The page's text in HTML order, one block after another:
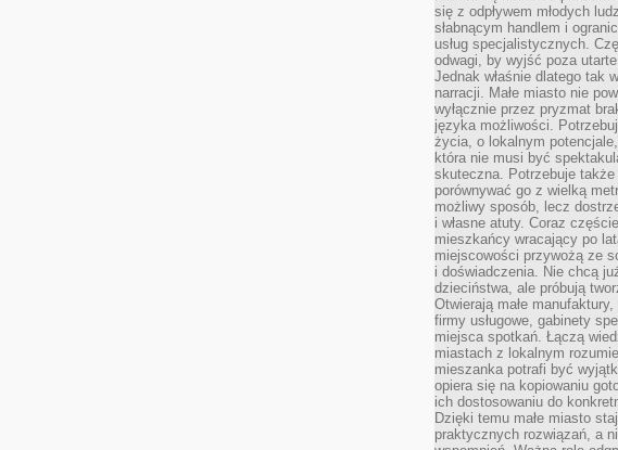
się z odpływem młodych
słabnącym handlem i
usług specjalistycznych.
odwagi, by wyjść poza
Jednak właśnie dlatego tak
narracji. Małe miasto nie
wyłącznie przez pryzmat
języka możliwości.
życia, o lokalnym
która nie musi być
skuteczna. Potrzebuje
porównywać go z wielką
możliwy sposób, lecz
i własne atuty. Coraz
mieszkańcy wracający po
miejscowości przywożą ze
i doświadczenia. Nie chcą
dzieciństwa, ale próbują
Otwierają małe
firmy usługowe, gabinety
miejsca spotkań. Łączą
miastach z lokalnym
mieszanka potrafi być
opiera się na kopiowaniu
ich dostosowaniu do
Dzięki temu małe miasto
praktycznych rozwiązań, a